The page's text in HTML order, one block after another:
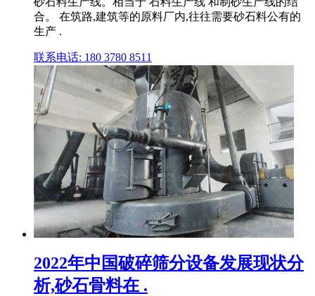
合。 在筑路,建筑等的原料厂内,往往需要砂石料公有的
生产 .
联系电话: 180 3780 8511
2022年中国破碎筛分设备发展现状分
析,砂石骨料在 .